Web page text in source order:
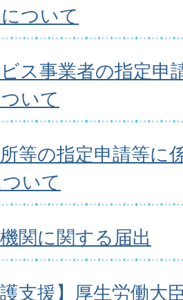
ついて
ス事業者の指定申
いて
等の指定申請等に
いて
関に関する届出
護支援】厚生労働大